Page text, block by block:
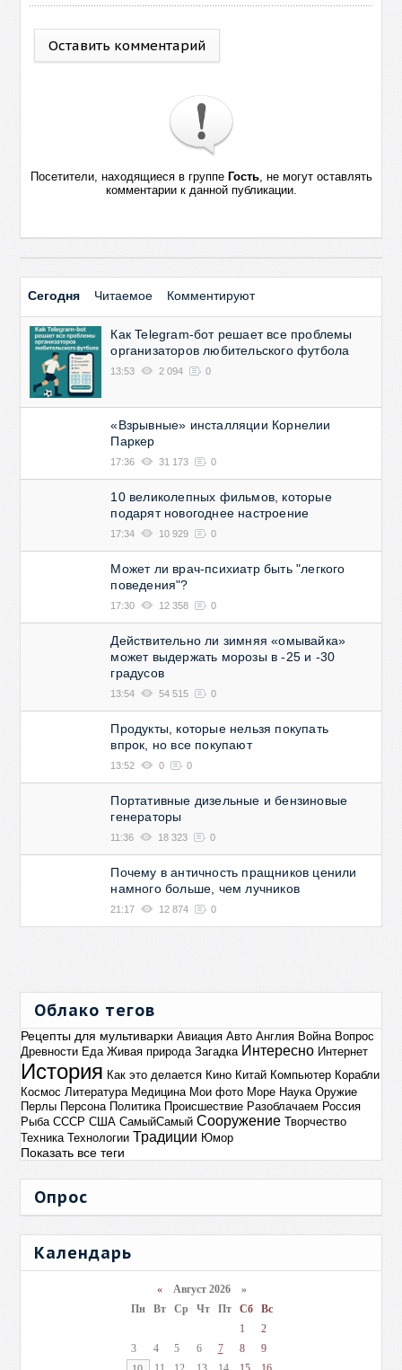
Оставить комментарий
Посетители, находящиеся в группе Гость, не могут оставлять
комментарии к данной публикации.
Сегодня Читаемое Комментируют
Как Telegram-бот решает все проблемы
организаторов любительского футбола
13:53 2 094 0
«Взрывные» инсталляции Корнелии
Паркер
17:36 31 173 0
10 великолепных фильмов, которые
подарят новогоднее настроение
17:34 10 929 0
Может ли врач-психиатр быть "легкого
поведения"?
17:30 12 358 0
Действительно ли зимняя «омывайка»
может выдержать морозы в -25 и -30
градусов
13:54 54 515 0
Продукты, которые нельзя покупать
впрок, но все покупают
13:52 0 0
Портативные дизельные и бензиновые
генераторы
11:36 18 323 0
Почему в античность пращников ценили
намного больше, чем лучников
21:17 12 874 0
Облако тегов
Рецепты для мультиварки Авиация Авто Англия Война Вопрос
Древности Еда Живая природа Загадка Интересно Интернет
История Как это делается Кино Китай Компьютер Корабли
Космос Литература Медицина Мои фото Море Наука Оружие
Перлы Персона Политика Происшествие Разоблачаем Россия
Рыба СССР США СамыйСамый Сооружение Творчество
Техника Технологии Традиции Юмор
Показать все теги
Опрос
Календарь
«Август 2026 »
Пн
Вт Ср Чт Пт Сб
Вс
1
2
3
4 5 6 7 8
9